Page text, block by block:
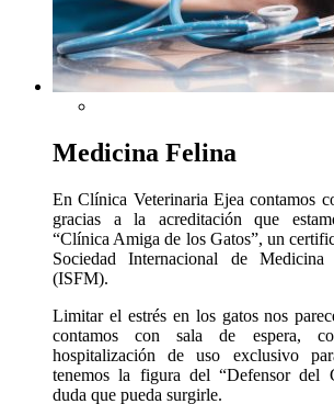
Medicina Felina
En Clínica Veterinaria Ejea contamos
gracias a la acreditación que
“Clínica Amiga de los Gatos”, un
Sociedad Internacional de Medicina
(ISFM).
Limitar el estrés en los gatos nos
contamos con sala de espera,
hospitalización de uso exclusivo
tenemos la figura del “Defensor del
duda que pueda surgirle.